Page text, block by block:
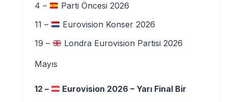
4 –
Parti Öncesi 2026
11 –
Eurovision Konser 2026
19 –
Londra Eurovision Partisi 2026
Mayıs
12 –
Eurovision 2026 – Yarı Final Bir